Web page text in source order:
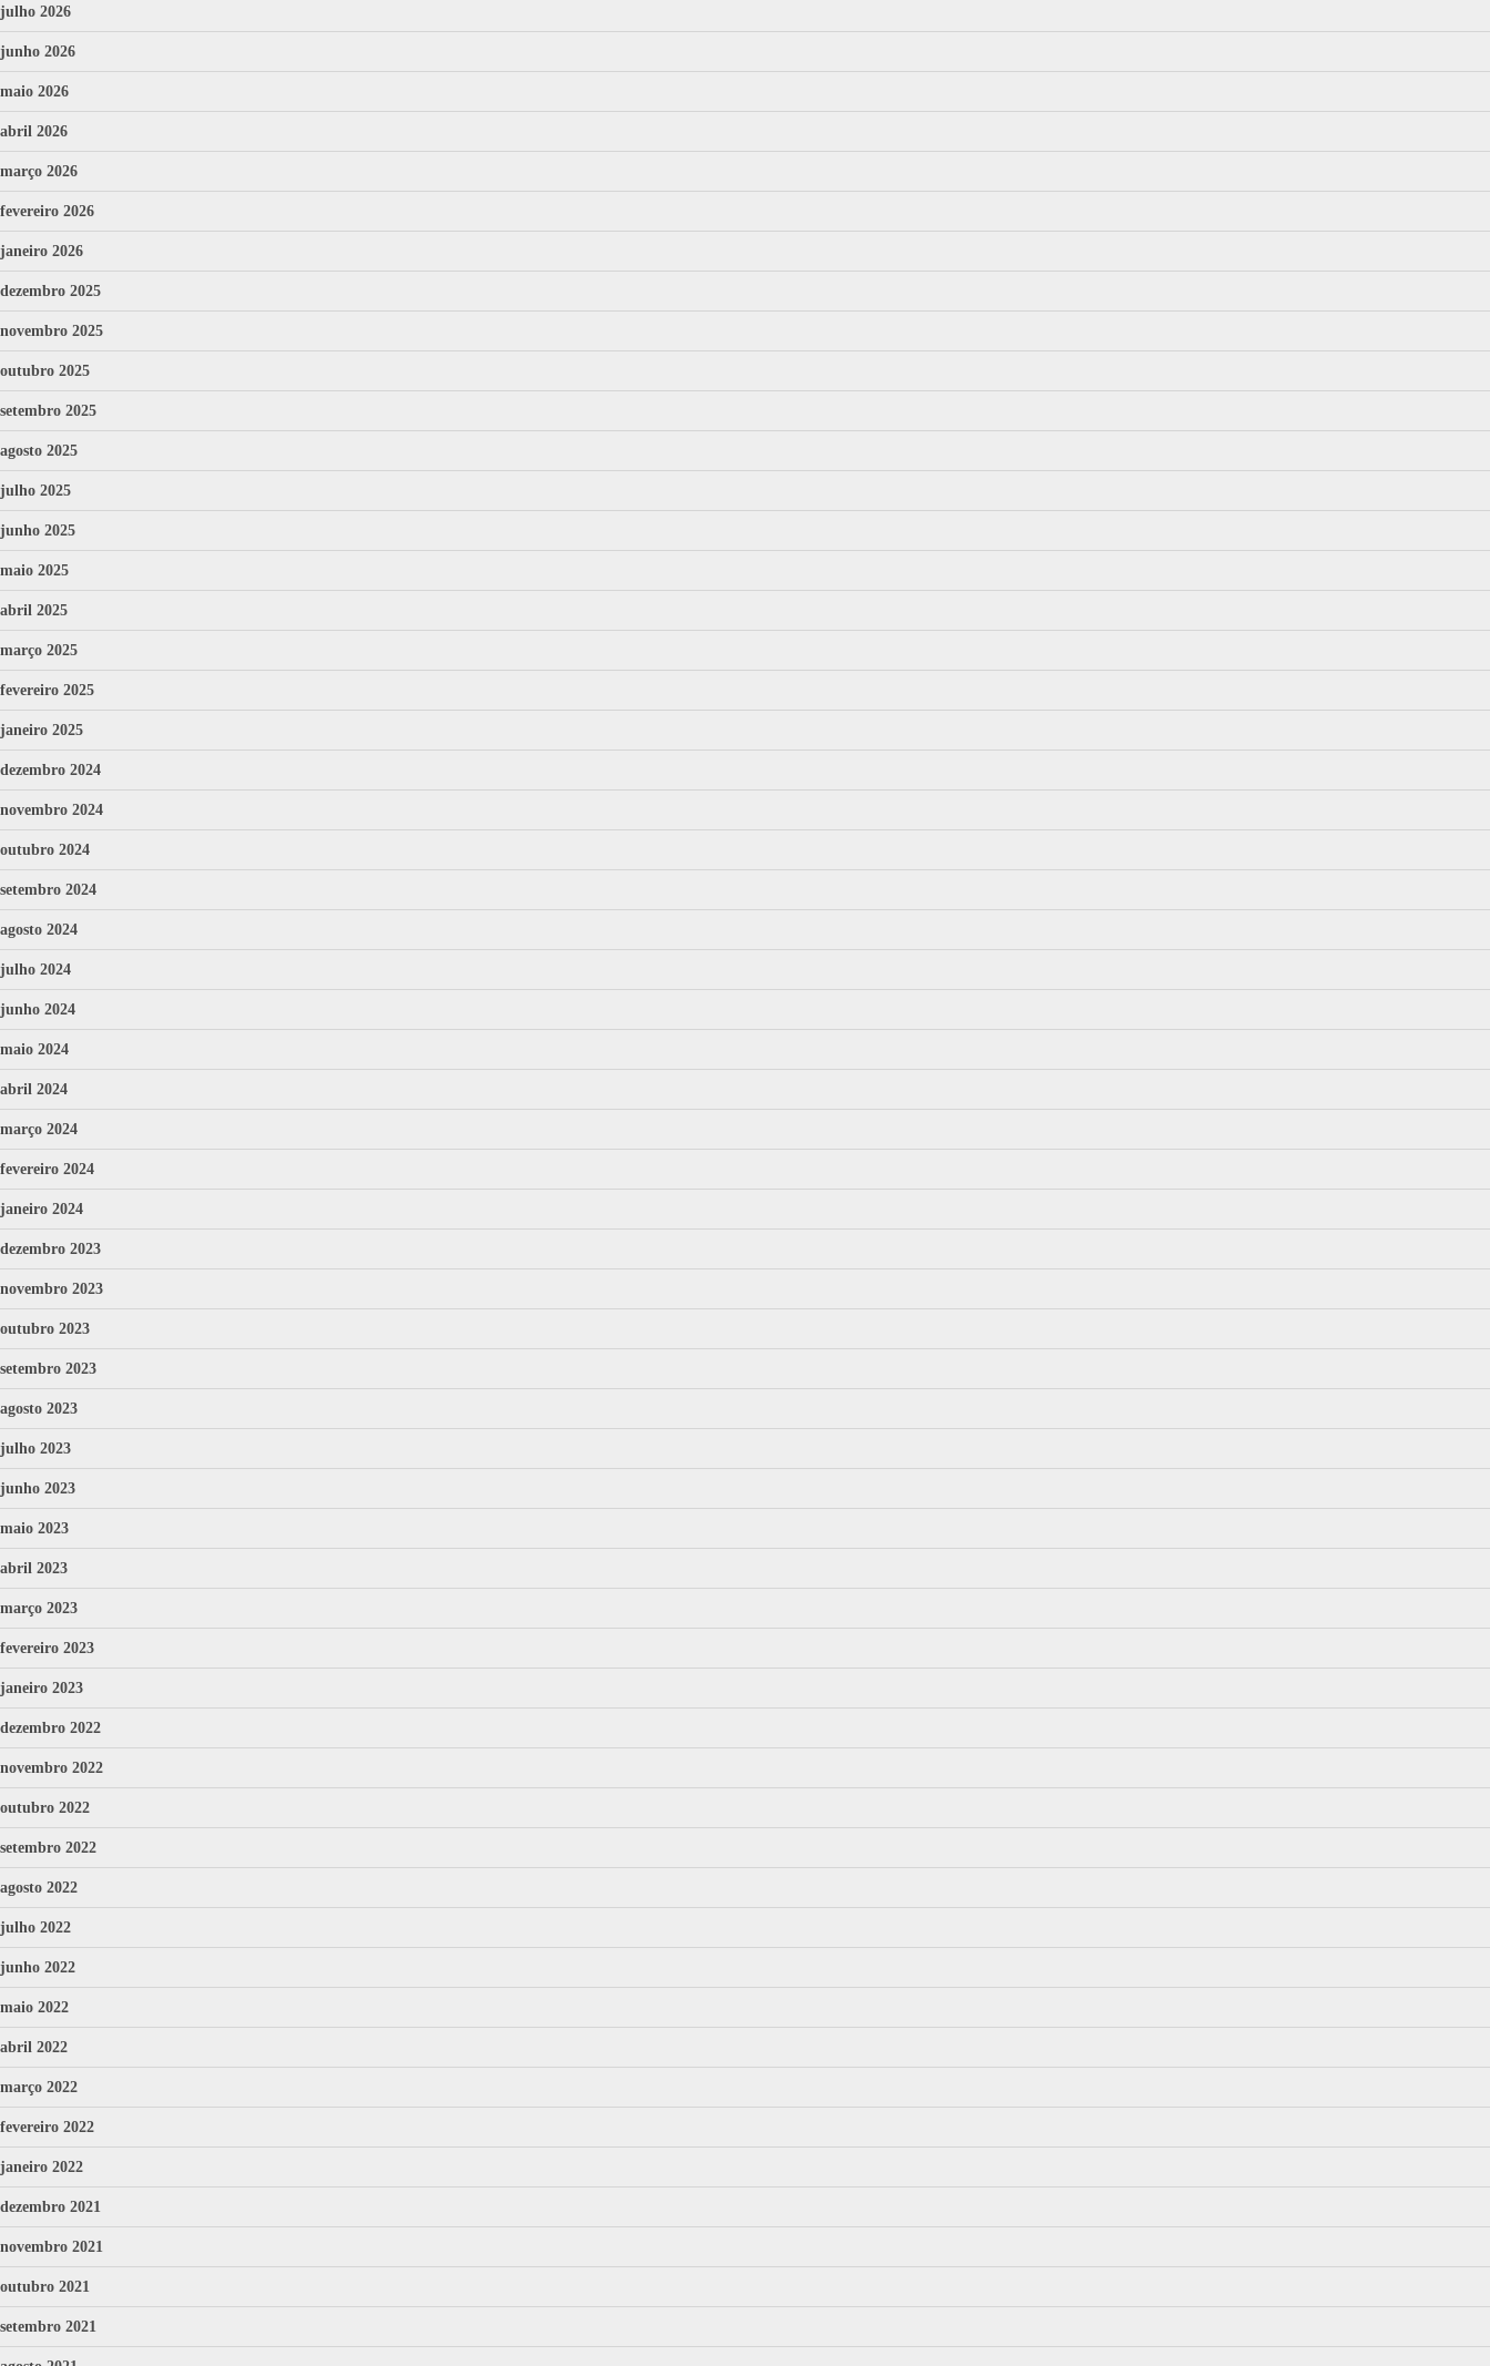
julho 2026
junho 2026
maio 2026
abril 2026
março 2026
fevereiro 2026
janeiro 2026
dezembro 2025
novembro 2025
outubro 2025
setembro 2025
agosto 2025
julho 2025
junho 2025
maio 2025
abril 2025
março 2025
fevereiro 2025
janeiro 2025
dezembro 2024
novembro 2024
outubro 2024
setembro 2024
agosto 2024
julho 2024
junho 2024
maio 2024
abril 2024
março 2024
fevereiro 2024
janeiro 2024
dezembro 2023
novembro 2023
outubro 2023
setembro 2023
agosto 2023
julho 2023
junho 2023
maio 2023
abril 2023
março 2023
fevereiro 2023
janeiro 2023
dezembro 2022
novembro 2022
outubro 2022
setembro 2022
agosto 2022
julho 2022
junho 2022
maio 2022
abril 2022
março 2022
fevereiro 2022
janeiro 2022
dezembro 2021
novembro 2021
outubro 2021
setembro 2021